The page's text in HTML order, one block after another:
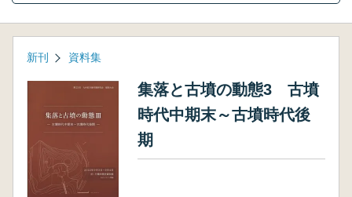
新刊 資料集
集落と古墳の動態3 古墳
時代中期末～古墳時代後
期